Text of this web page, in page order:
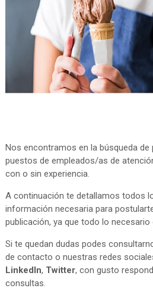
Nos encontramos en la búsqueda de
puestos de empleados/as de
con o sin experiencia.
A continuación te detallamos todos
información necesaria para
publicación, ya que todo lo necesario
Si te quedan dudas podes
de contacto o nuestras redes
LinkedIn, Twitter, con gusto
consultas.